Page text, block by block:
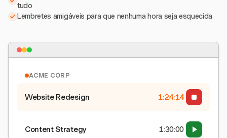
tudo
Lembretes amigáveis para que nenhuma hora seja esquecida
ACME CORP
Website Redesign 1:24:15
Content Strategy 1:30:00